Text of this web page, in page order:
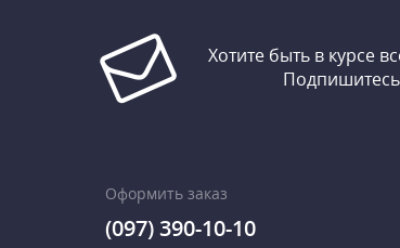
Хотите быть в курсе
Оформить заказ
(097) 390-10-10